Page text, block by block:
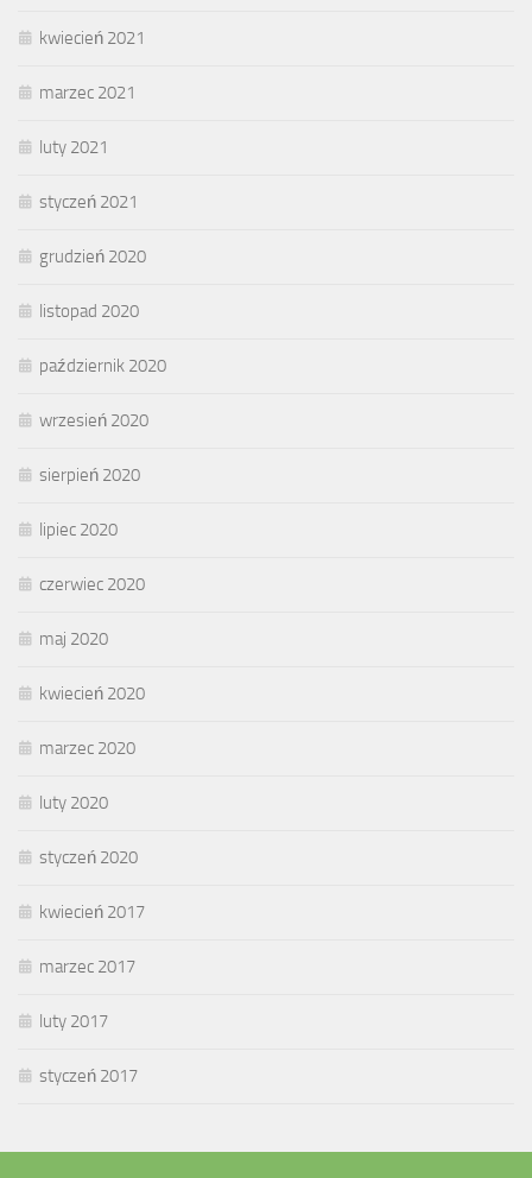
kwiecień 2021
marzec 2021
luty 2021
styczeń 2021
grudzień 2020
listopad 2020
październik 2020
wrzesień 2020
sierpień 2020
lipiec 2020
czerwiec 2020
maj 2020
kwiecień 2020
marzec 2020
luty 2020
styczeń 2020
kwiecień 2017
marzec 2017
luty 2017
styczeń 2017